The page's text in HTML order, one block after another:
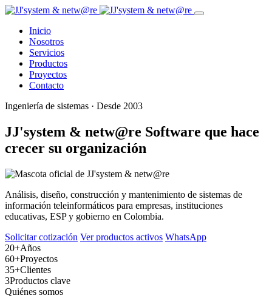
Inicio
Nosotros
Servicios
Productos
Proyectos
Contacto
Ingeniería de sistemas · Desde 2003
JJ'system & netw@re Software que hace
crecer su organización
Análisis, diseño, construcción y mantenimiento de sistemas de
información teleinformáticos para empresas, instituciones
educativas, ESP y gobierno en Colombia.
Solicitar cotización Ver productos activos WhatsApp
20+Años
60+Proyectos
35+Clientes
3Productos clave
Quiénes somos